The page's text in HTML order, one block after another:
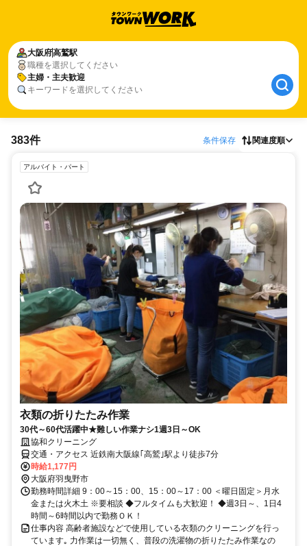
大阪府高鷲駅
職種を選択してください
主婦・主夫歓迎
キーワードを選択してください
383件 条件保存 関連度順
アルバイト・パート
衣類の折りたたみ作業
30代～60代活躍中★難しい作業ナシ1週3日～OK
協和クリーニング
交通・アクセス 近鉄南大阪線｢高鷲｣駅より徒歩7分
時給1,177円
大阪府羽曳野市
勤務時間詳細 9：00～15：00、15：00～17：00 ＜曜日固定＞月水
金または火木土 ※要相談 ◆フルタイムも大歓迎！ ◆週3日～、1日4
時間～6時間以内で勤務ＯＫ！
仕事内容 高齢者施設などで使用している衣類のクリーニングを行っ
ています｡ 力作業は一切無く、普段の洗濯物の折りたたみ作業なの